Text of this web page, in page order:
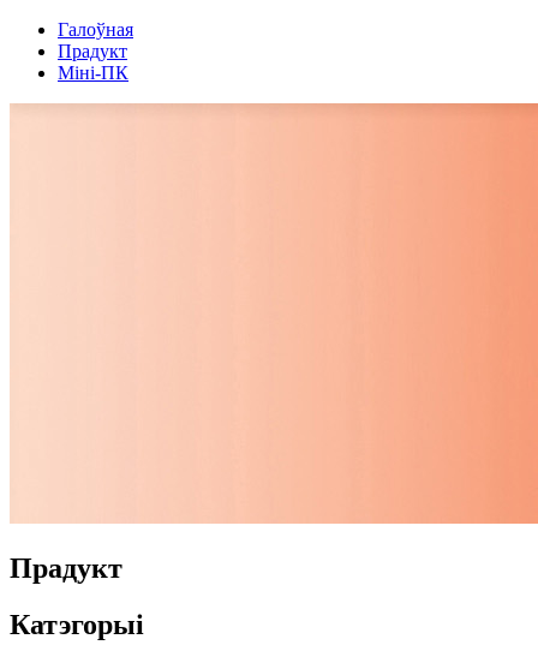
Галоўная
Прадукт
Міні-ПК
Прадукт
Катэгорыі